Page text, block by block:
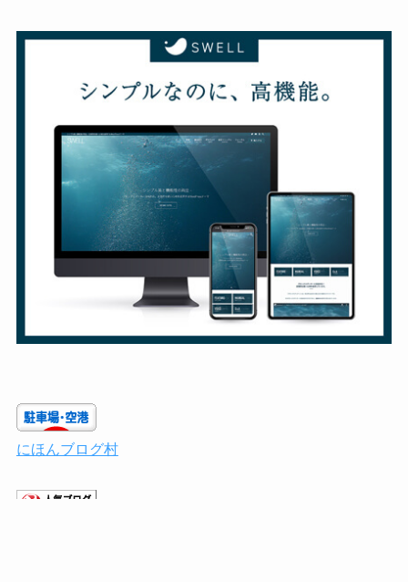
にほんブログ村